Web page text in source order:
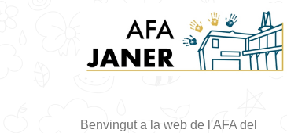
Benvingut a la web de l'AFA del